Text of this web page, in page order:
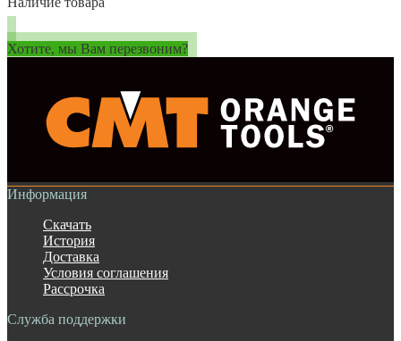
Хотите, мы Вам перезвоним?
Информация
Скачать
История
Доставка
Условия соглашения
Рассрочка
Служба поддержки